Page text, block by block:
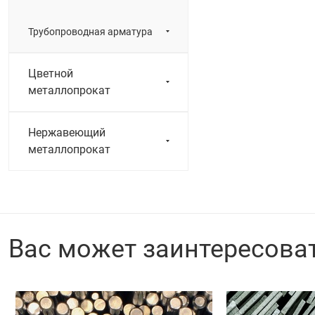
Трубопроводная арматура
Цветной
металлопрокат
Нержавеющий
металлопрокат
Вас может